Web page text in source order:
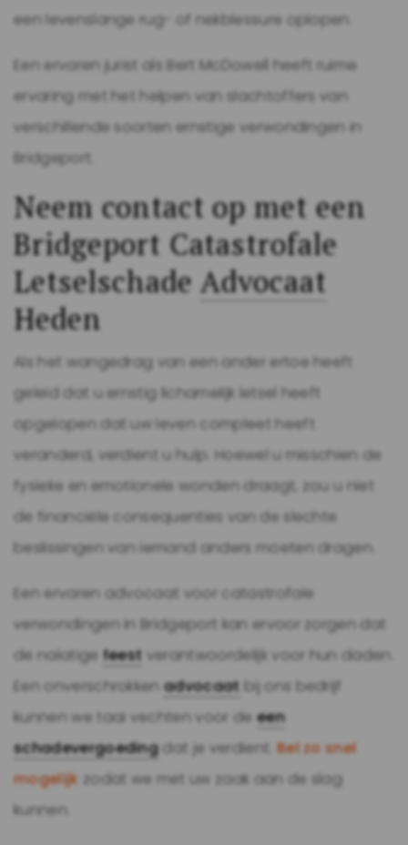
een levenslange rug- of nekblessure oplopen.
Een ervaren jurist als Bert McDowell heeft ruime
ervaring met het helpen van slachtoffers van
verschillende soorten ernstige verwondingen in
Bridgeport.
Neem contact op met een
Bridgeport Catastrofale
LetselschadeAdvocaat
Heden
Als het wangedrag van een ander ertoe heeft
geleid dat u ernstig lichamelijk letsel heeft
opgelopen dat uw leven compleet heeft
veranderd, verdient u hulp. Hoewel u misschien de
fysieke en emotionele wonden draagt, zou u niet
de financiële consequenties van de slechte
beslissingen van iemand anders moeten dragen.
Een ervaren advocaat voor catastrofale
verwondingen in Bridgeport kan ervoor zorgen dat
de nalatige feest verantwoordelijk voor hun daden.
Een onverschrokkenadvocaat bij ons bedrijf
kunnen we taai vechten voor deeen
schadevergoedingdat je verdient.Bel zo snel
mogelijk zodat we met uw zaak aan de slag
kunnen.